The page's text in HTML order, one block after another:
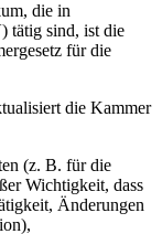
die in
tätig sind, ist die
für die
die Kammer
(z. B. für die
Wichtigkeit, dass
Änderungen